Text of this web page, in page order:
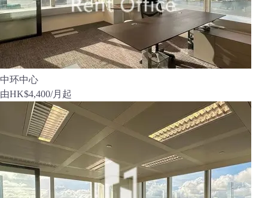
中环中心
由HK$4,400/月起